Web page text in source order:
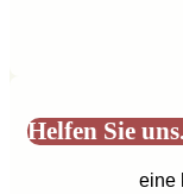
Helfen Sie
eine